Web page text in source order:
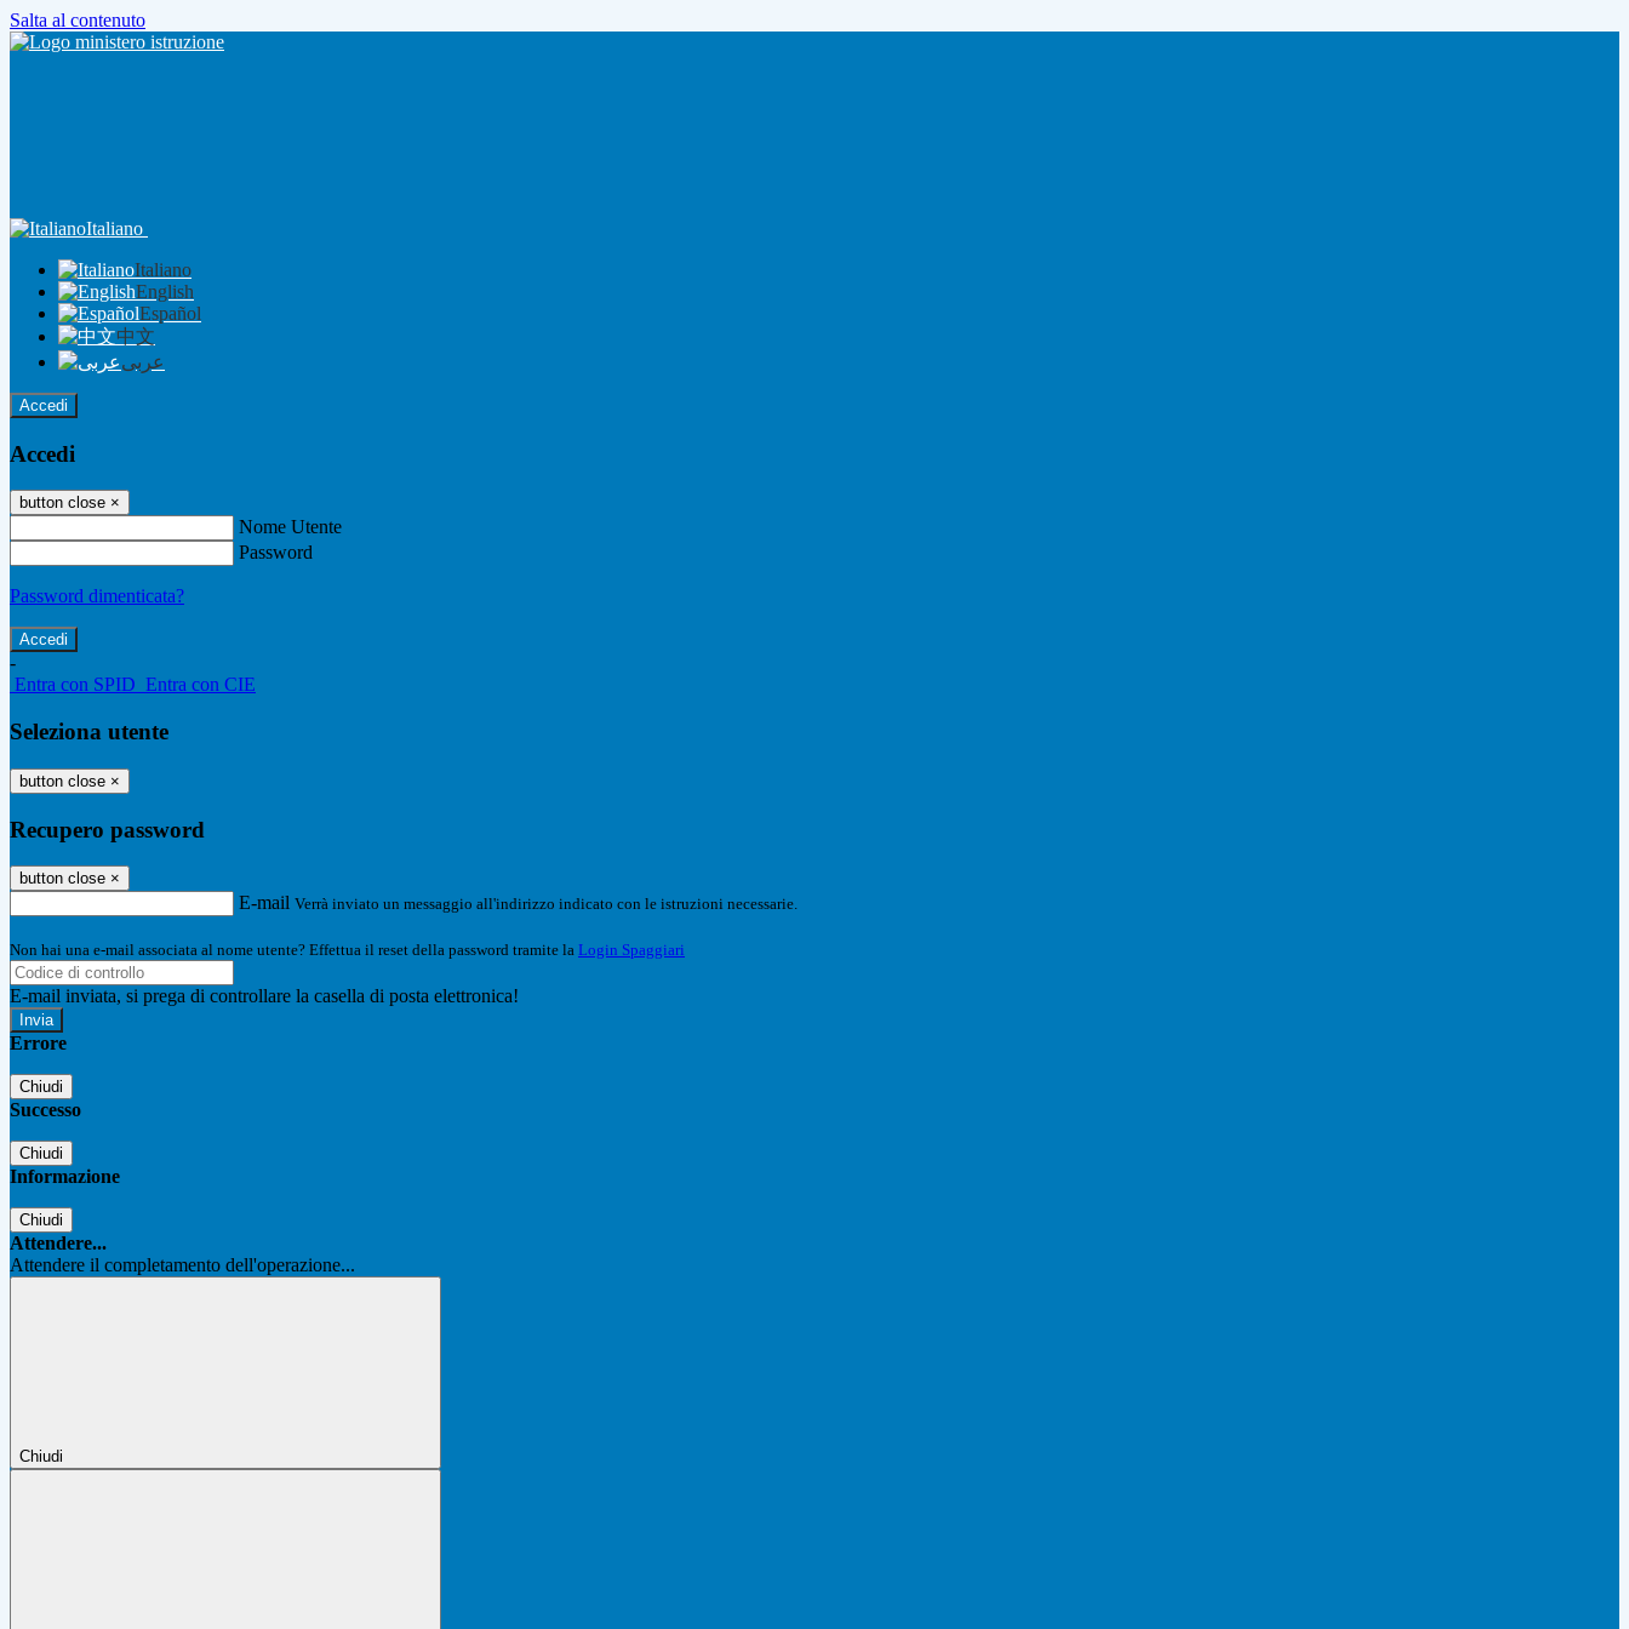
Salta al contenuto
Italiano
Italiano
English
Español
中文
عربى
Accedi
Accedi
button close ×
Nome Utente
Password
Password dimenticata?
-
Entra con SPID Entra con CIE
Seleziona utente
button close ×
Recupero password
button close ×
E-mail Verrà inviato un messaggio all'indirizzo indicato con le istruzioni necessarie.
Non hai una e-mail associata al nome utente? Effettua il reset della password tramite la Login Spaggiari
E-mail inviata, si prega di controllare la casella di posta elettronica!
Errore
Chiudi
Successo
Chiudi
Informazione
Chiudi
Attendere...
Attendere il completamento dell'operazione...
Chiudi